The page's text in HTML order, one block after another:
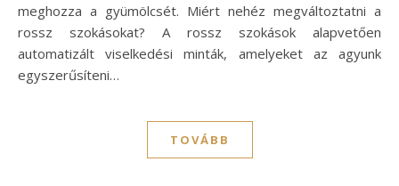
meghozza a gyümölcsét. Miért nehéz megváltoztatni a
rossz szokásokat? A rossz szokások alapvetően
automatizált viselkedési minták, amelyeket az agyunk
egyszerűsíteni…
TOVÁBB